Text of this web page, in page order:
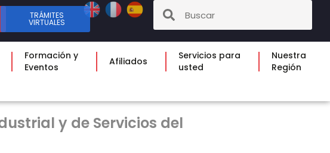
TRÁMITES
VIRTUALES
Formación y
Eventos
Afiliados
Servicios para
usted
Nuestra
Región
y de Servicios del